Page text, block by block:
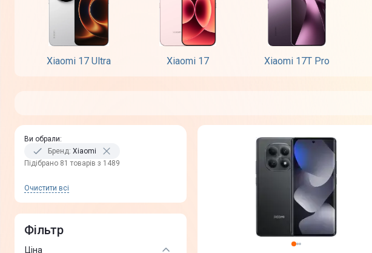
Xiaomi 17 Ultra Xiaomi 17 Xiaomi 17T Pro
Ви обрали:
Бренд: Xiaomi
Пiдiбрано 81 товарів з 1489
Очистити всi
Фільтр
Ціна